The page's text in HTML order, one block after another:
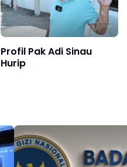
Profil Pak Adi Sinau
Hurip